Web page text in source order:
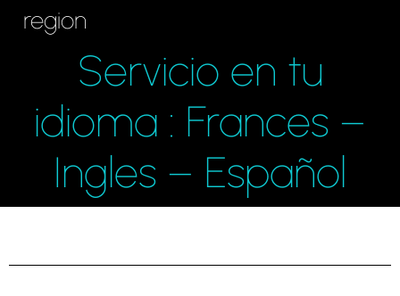
region
Servicio en tu
idioma : Frances –
Ingles – Español